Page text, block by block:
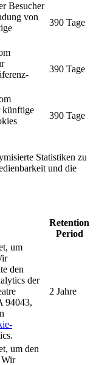
Besucher
von
390 Tage
390 Tage
künftige
390 Tage
Statistiken zu
und die
Retention
Period
um
den
der
94043,
2 Jahre
um den
Wir